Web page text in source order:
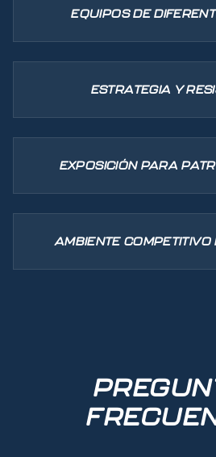
EQUIPOS DE
ESTRATEGIA Y
EXPOSICIÓN PARA
AMBIENTE COMPETITIVO